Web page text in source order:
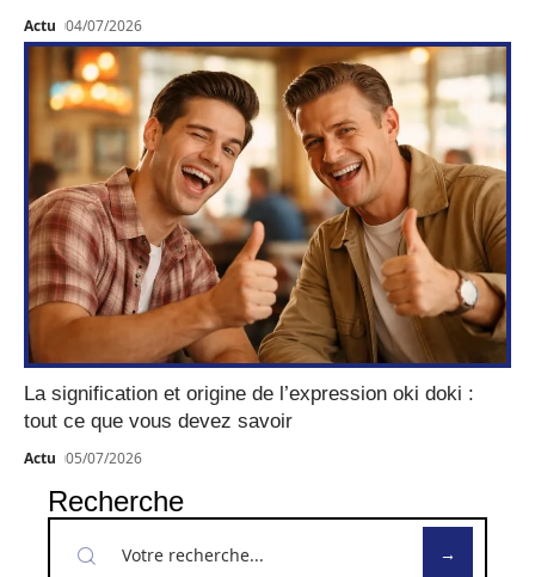
Actu 04/07/2026
La signification et origine de l’expression oki doki :
tout ce que vous devez savoir
Actu 05/07/2026
Recherche